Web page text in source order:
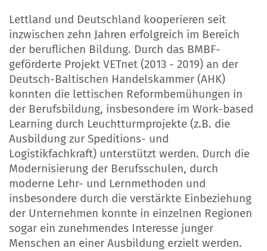
Lettland und Deutschland kooperieren seit
inzwischen zehn Jahren erfolgreich im Bereich
der beruflichen Bildung. Durch das BMBF-
geförderte Projekt VETnet (2013 - 2019) an der
Deutsch-Baltischen Handelskammer (AHK)
konnten die lettischen Reformbemühungen in
der Berufsbildung, insbesondere im Work-based
Learning durch Leuchtturmprojekte (z.B. die
Ausbildung zur Speditions- und
Logistikfachkraft) unterstützt werden. Durch die
Modernisierung der Berufsschulen, durch
moderne Lehr- und Lernmethoden und
insbesondere durch die verstärkte Einbeziehung
der Unternehmen konnte in einzelnen Regionen
sogar ein zunehmendes Interesse junger
Menschen an einer Ausbildung erzielt werden.